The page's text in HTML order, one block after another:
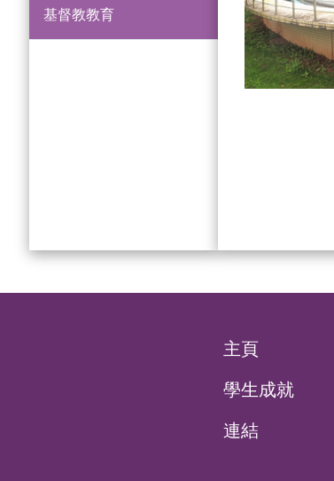
基督教教育
主頁
學生成就
連結